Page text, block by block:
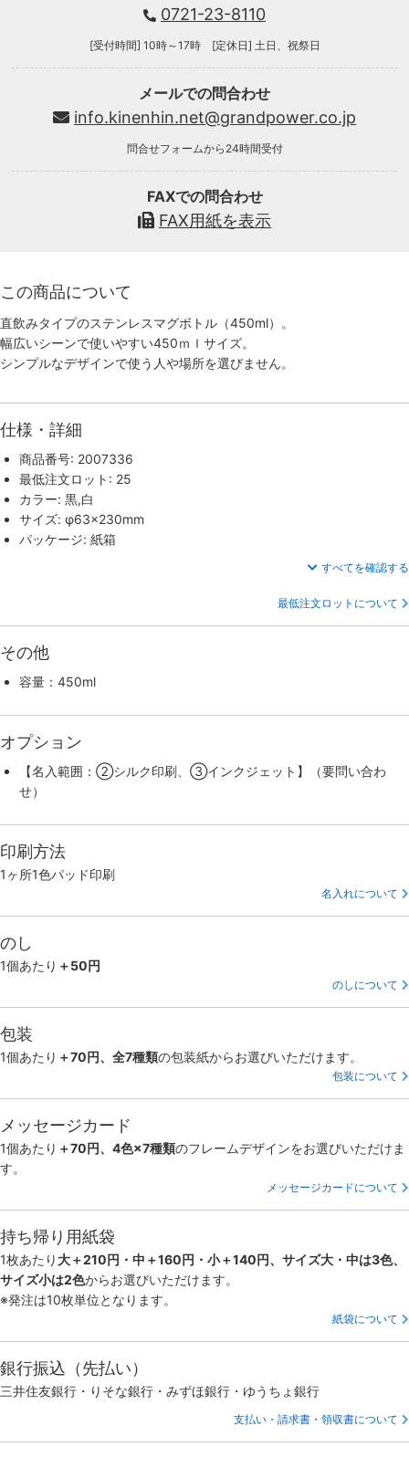
0721-23-8110
[受付時間] 10時～17時 [定休日] 土日、祝祭日
メールでの問合わせ
info.kinenhin.net@grandpower.co.jp
問合せフォームから24時間受付
FAXでの問合わせ
FAX用紙を表示
この商品について
直飲みタイプのステンレスマグボトル（450ml）。
幅広いシーンで使いやすい450ｍｌサイズ。
シンプルなデザインで使う人や場所を選びません。
仕様・詳細
商品番号: 2007336
最低注文ロット: 25
カラー: 黒,白
サイズ: φ63×230mm
パッケージ: 紙箱
すべてを確認する
最低注文ロットについて
その他
容量：450ml
オプション
【名入範囲：②シルク印刷、③インクジェット】（要問い合わ
せ）
印刷方法
1ヶ所1色パッド印刷
名入れについて
のし
1個あたり ＋50円
のしについて
包装
1個あたり ＋70円、全7種類の包装紙からお選びいただけます。
包装について
メッセージカード
1個あたり ＋70円、4色×7種類のフレームデザインをお選びいただけま
す。
メッセージカードについて
持ち帰り用紙袋
1枚あたり 大＋210円・中＋160円・小＋140円、サイズ大・中は3色、
サイズ小は2色からお選びいただけます。
※発注は10枚単位となります。
紙袋について
銀行振込（先払い）
三井住友銀行・りそな銀行・みずほ銀行・ゆうちょ銀行
支払い・請求書・領収書について